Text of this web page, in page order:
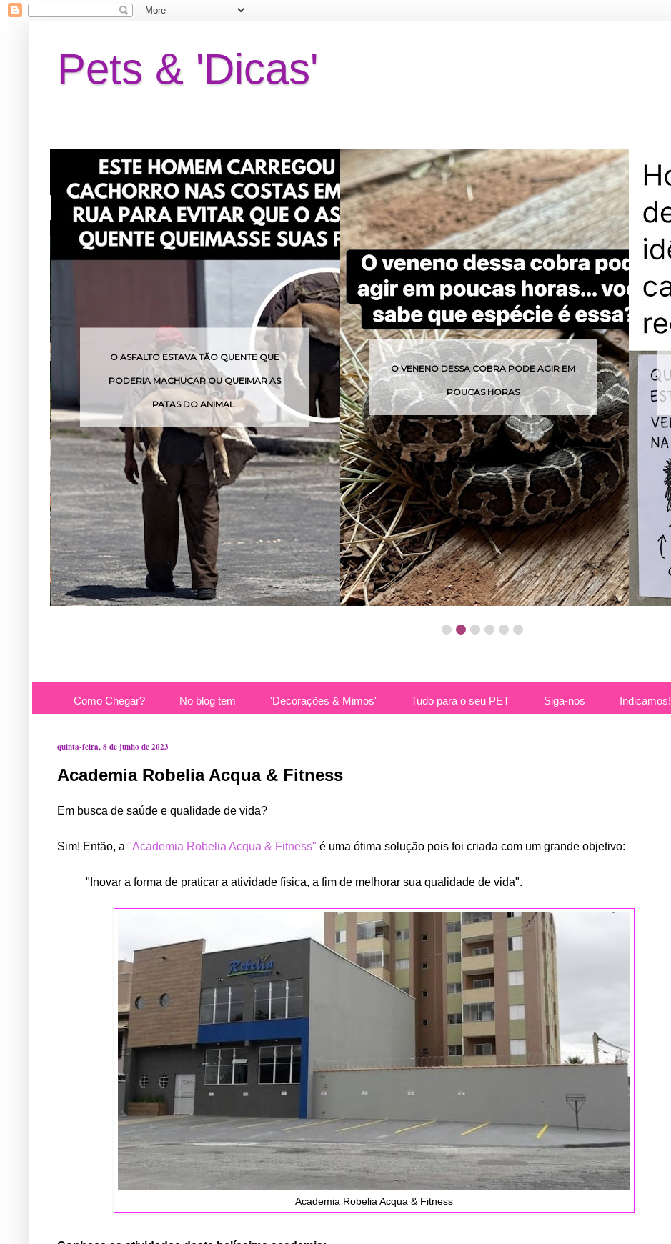
Pets & 'Dicas'
O ASFALTO ESTAVA TÃO QUENTE QUE
PODERIA MACHUCAR OU QUEIMAR AS
PATAS DO ANIMAL.
O VENENO DESSA COBRA PODE AGIR EM
POUCAS HORAS
Como Chegar? No blog tem 'Decorações & Mimos' Tudo para o seu PET Siga-nos Indicamos!
quinta-feira, 8 de junho de 2023
Academia Robelia Acqua & Fitness
Em busca de saúde e qualidade de vida?
Sim! Então, a "Academia Robelia Acqua & Fitness" é uma ótima solução pois foi criada com um grande objetivo:
"Inovar a forma de praticar a atividade física, a fim de melhorar sua qualidade de vida".
Academia Robelia Acqua & Fitness